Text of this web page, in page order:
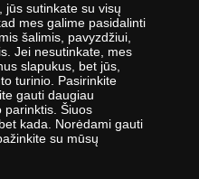
platintojų grupė Europoje
14-oje Europos šalių, kuriuose
priklauso buvusi valstybinė
nuo 1686 metų. Norvegijos
ir kitų šalių monetas,
premijos medalį. 2012 m.
eurų.
nuolatos tobulina savo žinias -
jūs sutinkate su visų
mes galime pasidalinti
šalimis, pavyzdžiui,
Jei nesutinkate, mes
slapukus, bet jūs,
turinio. Pasirinkite
gauti daugiau
parinktis. Šiuos
kada. Norėdami gauti
su mūsų